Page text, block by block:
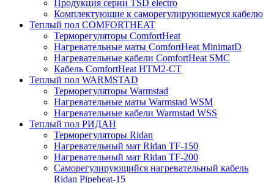
Продукция серии TSD electro
Комплектующие к саморегулирующемуся кабелю
Теплый пол COMFORTHEAT
Терморегуляторы ComfortHeat
Нагревательные маты ComfortHeat MinimatD
Нагревательные кабели ComfortHeat SMC
Кабель ComfortHeat HTM2-CT
Теплый пол WARMSTAD
Терморегуляторы Warmstad
Нагревательные маты Warmstad WSM
Нагревательные кабели Warmstad WSS
Теплый пол РИДАН
Терморегуляторы Ridan
Нагревательный мат Ridan TF-150
Нагревательный мат Ridan TF-200
Саморегулирующийся нагревательный кабель
Ridan Pipeheat-15